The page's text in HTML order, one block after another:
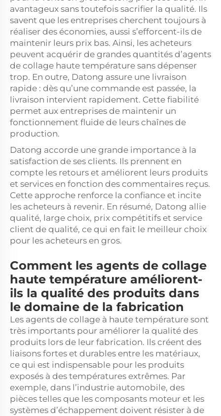
avantageux sans toutefois sacrifier la qualité. Ils
savent que les entreprises cherchent toujours à
réaliser des économies, aussi s’efforcent-ils de
maintenir leurs prix bas. Ainsi, les acheteurs
peuvent acquérir de grandes quantités d’agents
de collage haute température sans dépenser
trop. En outre, Datong assure une livraison
rapide : dès qu’une commande est passée, la
livraison intervient rapidement. Cette fiabilité
permet aux entreprises de maintenir un
fonctionnement fluide de leurs chaînes de
production.
Datong accorde une grande importance à la
satisfaction de ses clients. Ils prennent en
compte les retours et améliorent leurs produits
et services en fonction des commentaires reçus.
Cette approche renforce la confiance et incite
les acheteurs à revenir. En résumé, Datong allie
qualité, large choix, prix compétitifs et service
client de qualité, ce qui en fait le meilleur choix
pour les acheteurs en gros.
Comment les agents de collage
haute température améliorent-
ils la qualité des produits dans
le domaine de la fabrication
Les agents de collage à haute température sont
très importants pour améliorer la qualité des
produits lors de leur fabrication. Ils créent des
liaisons fortes et durables entre les matériaux,
ce qui est indispensable pour les produits
exposés à des températures extrêmes. Par
exemple, dans l’industrie automobile, des
pièces telles que les composants moteur et les
systèmes d’échappement doivent résister à de